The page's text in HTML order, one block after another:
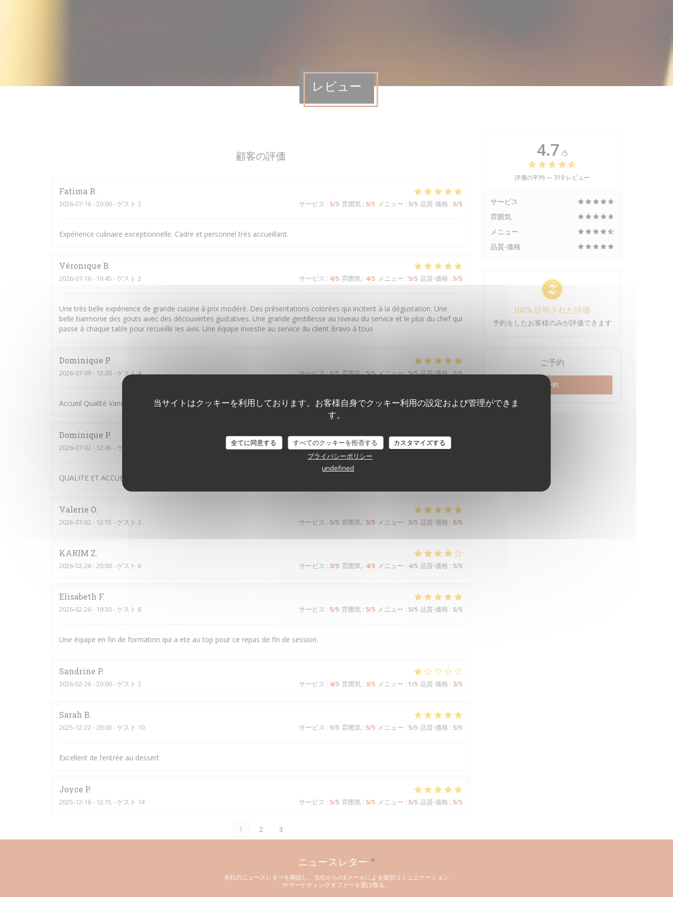
当サイトはクッキーを利用しております。お客様自身でクッキー利用の設定および管理ができま
す。
全てに同意する すべてのクッキーを拒否する
カスタマイズする
プライバシーポリシー
undefined
レビュー
顧客の評価
Fatima R
2026-07-16- 20:00 - ゲスト 2 サービス : 5/5 雰囲気 : 5/5 メニュー : 5/5 品質-価格 : 5/5
Expérience culinaire exceptionnelle. Cadre et personnel très accueillant.
Véronique B
2026-07-16- 19:45 - ゲスト 2 サービス : 4/5 雰囲気 : 4/5 メニュー : 5/5 品質-価格 : 5/5
Une très belle expérience de grande cuisine à prix modéré. Des présentations colorées qui incitent à la dégustation. Une
belle harmonie des gouts avec des découvertes gustatives. Une grande gentillesse au niveau du service et le plus du chef qui
passe à chaque table pour recueillir les avis. Une équipe investie au service du client Bravo à tous
Dominique P
2026-07-09- 12:30 - ゲスト 4 サービス:5/5 雰囲気:5/5 メニュー:5/5 品質-価格:5/5
Accueil Qualité Variété
Dominique P
2026-07-02 - 12:45 - ゲスト 2 サービス:5/5 雰囲気:5/5 メニュー:5/5 品質-価格:
QUALITE ET ACCUEIL
Valerie O
2026-07-02 - 12:15 - ゲスト 2 サービス : 5/5 雰囲気 : 5/5 メニュー : 5/5 品質-価格 : 5/5
KARIM Z
2026-02-26- 20:00 - ゲスト 6 サービス : 3/5 雰囲気 : 4/5 メニュー : 4/5 品質-価格 : 5/5
Elisabeth F
2026-02-26- 19:30 - ゲスト 8 サービス : 5/5 雰囲気 : 5/5 メニュー : 5/5 品質-価格 : 5/5
Une équipe en fin de formation qui a ete au top pour ce repas de fin de session.
Sandrine P
2026-02-26- 20:00 - ゲスト 2 サービス : 4/5 雰囲気 : 3/5 メニュー : 1/5 品質-価格 : 2/5
Sarah B
2025-12-22 - 20:00 - ゲスト 10 サービス : 5/5 雰囲気 : 5/5 メニュー : 5/5 品質-価格 : 5/5
Excellent de l’entrée au dessert
Joyce P
2025-12-16- 12:15 - ゲスト 14 サービス : 5/5 雰囲気 : 5/5 メニュー : 5/5 品質-価格 : 5/5
1 2 3
4.7 /5
評価の平均 —319 レビュー
サービス
雰囲気
メニュー
品質-価格
100% 証明された評価
予約をしたお客様のみが評価できます
ご予約
予約
ニュースレター *
当社のニュースレターを購読し、当社からのEメールによる個別コミュニケーション
やマーケティングオファーを受け取る。